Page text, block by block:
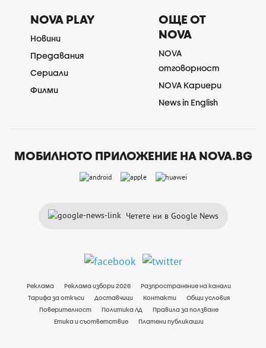
NOVA PLAY
Новини
Предавания
Сериали
Филми
ОЩЕ ОТ
NOVA
NOVA
отговорност
NOVA Кариери
News in English
МОБИЛНОТО ПРИЛОЖЕНИЕ НА NOVA.BG
Четете ни в Google News
Реклама Реклама избори 2026
Разпространение на канали
Тарифа за откъси
Доставчици Контакти
Общи условия
Поверителност
Политика ЛД
Правила за ползване
Етика и съответствие
Платени публикации